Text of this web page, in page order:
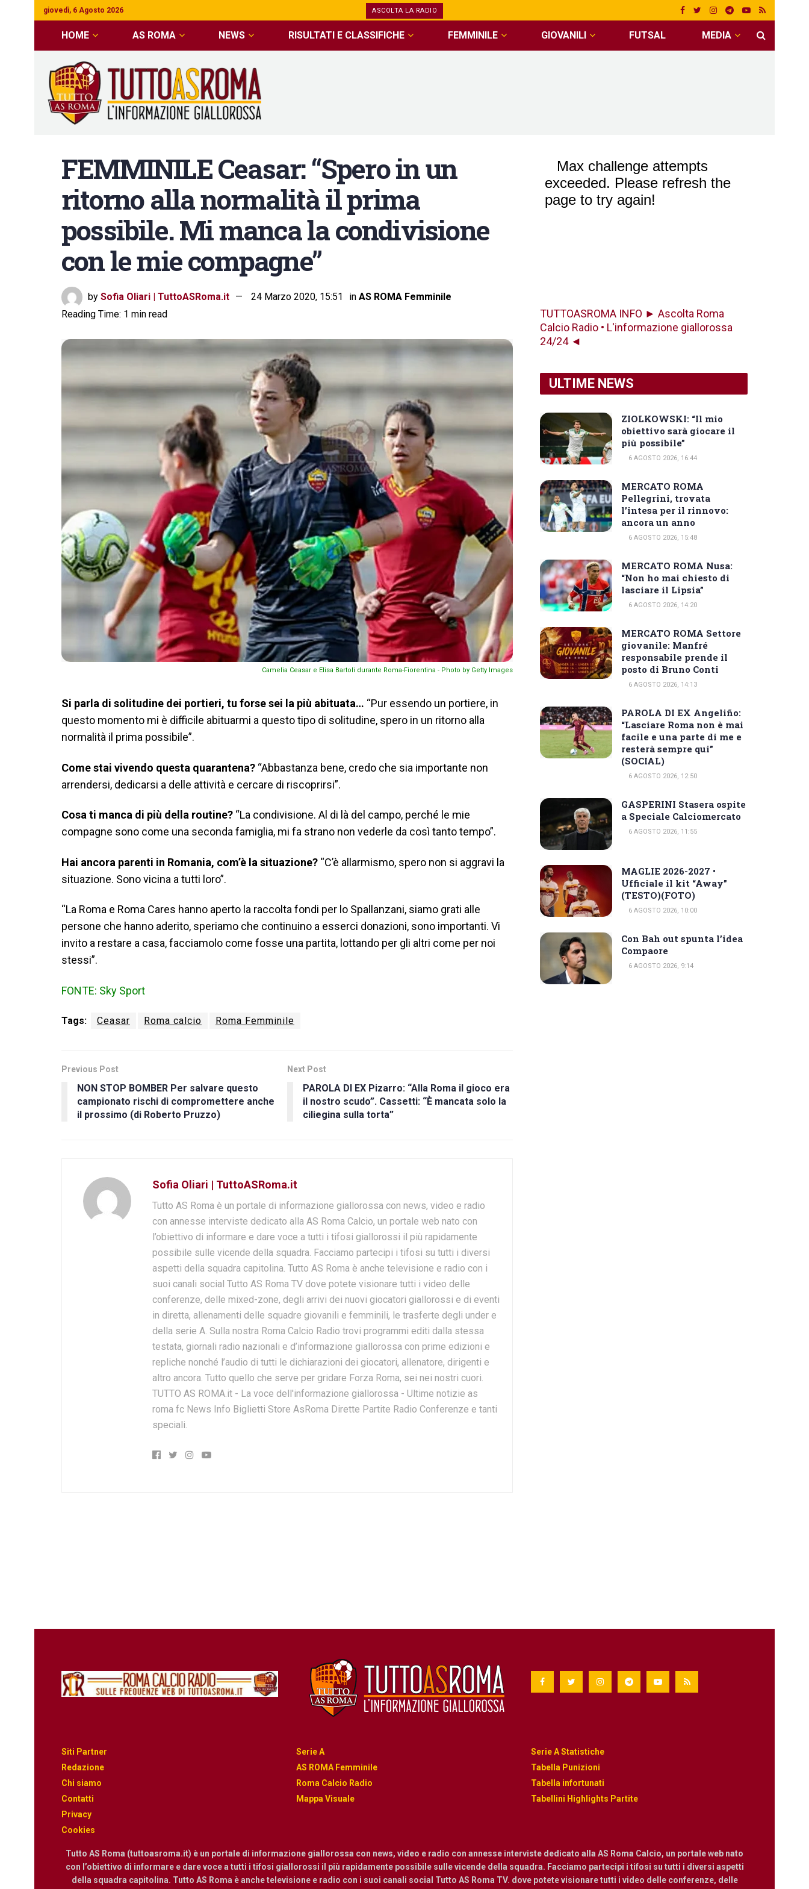
giovedì, 6 Agosto 2026 ASCOLTA LA RADIO
HOME AS ROMA NEWS RISULTATI E CLASSIFICHE FEMMINILE GIOVANILI FUTSAL MEDIA
FEMMINILE Ceasar: “Spero in un
ritorno alla normalità il prima
possibile. Mi manca la condivisione
con le mie compagne”
by Sofia Oliari | TuttoASRoma.it 24 Marzo 2020, 15:51 in AS ROMA Femminile
Reading Time: 1 min read
Camelia Ceasar e Elisa Bartoli durante Roma-Fiorentina - Photo by Getty Images
Si parla di solitudine dei portieri, tu forse sei la più abituata… “Pur essendo un portiere, in
questo momento mi è difficile abituarmi a questo tipo di solitudine, spero in un ritorno alla
normalità il prima possibile”.
Come stai vivendo questa quarantena? “Abbastanza bene, credo che sia importante non
arrendersi, dedicarsi a delle attività e cercare di riscoprirsi”.
Cosa ti manca di più della routine? “La condivisione. Al di là del campo, perché le mie
compagne sono come una seconda famiglia, mi fa strano non vederle da così tanto tempo”.
Hai ancora parenti in Romania, com’è la situazione? “C’è allarmismo, spero non si aggravi la
situazione. Sono vicina a tutti loro”.
“La Roma e Roma Cares hanno aperto la raccolta fondi per lo Spallanzani, siamo grati alle
persone che hanno aderito, speriamo che continuino a esserci donazioni, sono importanti. Vi
invito a restare a casa, facciamolo come fosse una partita, lottando per gli altri come per noi
stessi”.
FONTE: Sky Sport
Tags: Ceasar Roma calcio Roma Femminile
Previous Post
NON STOP BOMBER Per salvare questo
campionato rischi di compromettere anche
il prossimo (di Roberto Pruzzo)
Next Post
PAROLA DI EX Pizarro: “Alla Roma il gioco era
il nostro scudo”. Cassetti: “È mancata solo la
ciliegina sulla torta”
Sofia Oliari | TuttoASRoma.it
Tutto AS Roma è un portale di informazione giallorossa con news, video e radio
con annesse interviste dedicato alla AS Roma Calcio, un portale web nato con
l’obiettivo di informare e dare voce a tutti i tifosi giallorossi il più rapidamente
possibile sulle vicende della squadra. Facciamo partecipi i tifosi su tutti i diversi
aspetti della squadra capitolina. Tutto AS Roma è anche televisione e radio con i
suoi canali social Tutto AS Roma TV dove potete visionare tutti i video delle
conferenze, delle mixed-zone, degli arrivi dei nuovi giocatori giallorossi e di eventi
in diretta, allenamenti delle squadre giovanili e femminili, le trasferte degli under e
della serie A. Sulla nostra Roma Calcio Radio trovi programmi editi dalla stessa
testata, giornali radio nazionali e d’informazione giallorossa con prime edizioni e
repliche nonché l’audio di tutti le dichiarazioni dei giocatori, allenatore, dirigenti e
altro ancora. Tutto quello che serve per gridare Forza Roma, sei nei nostri cuori.
TUTTO AS ROMA.it - La voce dell'informazione giallorossa - Ultime notizie as
roma fc News Info Biglietti Store AsRoma Dirette Partite Radio Conferenze e tanti
speciali.
TUTTOASROMA INFO ► Ascolta Roma
Calcio Radio • L'informazione giallorossa
24/24 ◄
ULTIME NEWS
ZIOLKOWSKI: “Il mio
obiettivo sarà giocare il
più possibile”
6 AGOSTO 2026, 16:44
MERCATO ROMA
Pellegrini, trovata
l’intesa per il rinnovo:
ancora un anno
6 AGOSTO 2026, 15:48
MERCATO ROMA Nusa:
“Non ho mai chiesto di
lasciare il Lipsia”
6 AGOSTO 2026, 14:20
MERCATO ROMA Settore
giovanile: Manfré
responsabile prende il
posto di Bruno Conti
6 AGOSTO 2026, 14:13
PAROLA DI EX Angeliño:
“Lasciare Roma non è mai
facile e una parte di me e
resterà sempre qui”
(SOCIAL)
6 AGOSTO 2026, 12:50
GASPERINI Stasera ospite
a Speciale Calciomercato
6 AGOSTO 2026, 11:55
MAGLIE 2026-2027 •
Ufficiale il kit “Away”
(TESTO)(FOTO)
6 AGOSTO 2026, 10:00
Con Bah out spunta l’idea
Compaore
6 AGOSTO 2026, 9:14
Siti Partner
Redazione
Chi siamo
Contatti
Privacy
Cookies
Serie A
AS ROMA Femminile
Roma Calcio Radio
Mappa Visuale
Serie A Statistiche
Tabella Punizioni
Tabella infortunati
Tabellini Highlights Partite
Tutto AS Roma (tuttoasroma.it) è un portale di informazione giallorossa con news, video e radio con annesse interviste dedicato alla AS Roma Calcio, un portale web nato
con l’obiettivo di informare e dare voce a tutti i tifosi giallorossi il più rapidamente possibile sulle vicende della squadra. Facciamo partecipi i tifosi su tutti i diversi aspetti
della squadra capitolina. Tutto AS Roma è anche televisione e radio con i suoi canali social Tutto AS Roma TV. dove potete visionare tutti i video delle conferenze, delle